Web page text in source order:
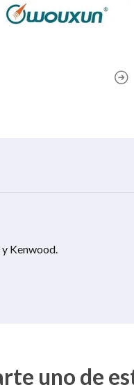
Kenwood.
uno de